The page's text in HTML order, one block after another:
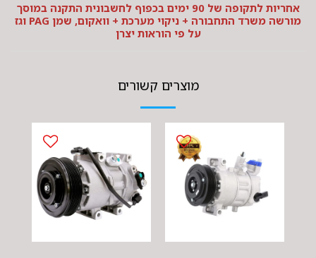
אחריות לתקופה של 90 ימים בכפוף לחשבונית התקנה במוסך
מורשה משרד התחבורה + ניקוי מערכת + וואקום, שמן PAG וגז
על פי הוראות יצרן
מוצרים קשורים